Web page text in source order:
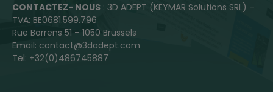
CONTACTEZ- NOUS : 3D ADEPT (KEYMAR Solutions SRL) –
TVA: BE0681.599.796
Rue Borrens 51 – 1050 Brussels
Email: contact@3dadept.com
Tel: +32(0)486745887